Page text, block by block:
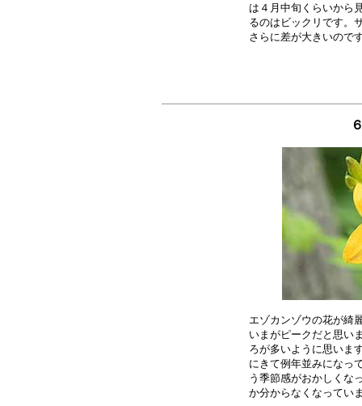
は４月中旬くらいから
るのはビックリです。
エゾカンゾウの花が綺
いまがピークだと思い
ろが多いように思いま
にきて例年並みになっ
う季節感がおかしくな